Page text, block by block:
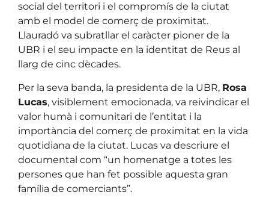
social del territori i el compromís de la ciutat
amb el model de comerç de proximitat.
Llauradó va subratllar el caràcter pioner de la
UBR i el seu impacte en la identitat de Reus al
llarg de cinc dècades.
Per la seva banda, la presidenta de la UBR, Rosa
Lucas, visiblement emocionada, va reivindicar el
valor humà i comunitari de l’entitat i la
importància del comerç de proximitat en la vida
quotidiana de la ciutat. Lucas va descriure el
documental com “un homenatge a totes les
persones que han fet possible aquesta gran
família de comerciants”.